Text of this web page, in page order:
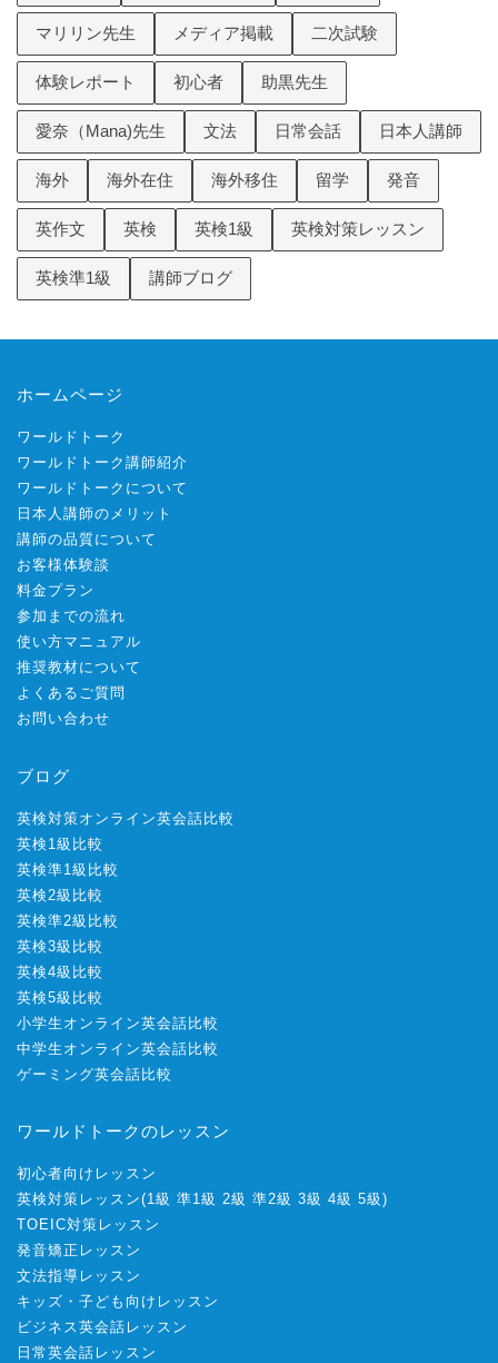
マリリン先生 メディア掲載 二次試験
体験レポート 初心者 助黒先生
愛奈（Mana)先生 文法 日常会話 日本人講師
海外 海外在住 海外移住 留学 発音
英作文 英検 英検1級 英検対策レッスン
英検準1級 講師ブログ
ホームページ
ワールドトーク
ワールドトーク講師紹介
ワールドトークについて
日本人講師のメリット
講師の品質について
お客様体験談
料金プラン
参加までの流れ
使い方マニュアル
推奨教材について
よくあるご質問
お問い合わせ
ブログ
英検対策オンライン英会話比較
英検1級比較
英検準1級比較
英検2級比較
英検準2級比較
英検3級比較
英検4級比較
英検5級比較
小学生オンライン英会話比較
中学生オンライン英会話比較
ゲーミング英会話比較
ワールドトークのレッスン
初心者向けレッスン
英検対策レッスン(1級 準1級 2級 準2級 3級 4級 5級 )
TOEIC対策レッスン
発音矯正レッスン
文法指導レッスン
キッズ・子ども向けレッスン
ビジネス英会話レッスン
日常英会話レッスン